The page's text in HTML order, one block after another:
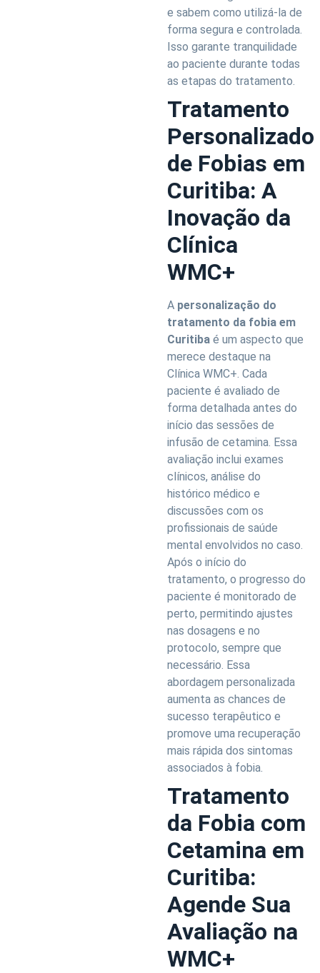
e sabem como utilizá-la de
forma segura e controlada.
Isso garante tranquilidade
ao paciente durante todas
as etapas do tratamento.
Tratamento
Personalizado
de Fobias em
Curitiba: A
Inovação da
Clínica
WMC+
A personalização do
tratamento da fobia em
Curitiba é um aspecto que
merece destaque na
Clínica WMC+. Cada
paciente é avaliado de
forma detalhada antes do
início das sessões de
infusão de cetamina. Essa
avaliação inclui exames
clínicos, análise do
histórico médico e
discussões com os
profissionais de saúde
mental envolvidos no caso.
Após o início do
tratamento, o progresso do
paciente é monitorado de
perto, permitindo ajustes
nas dosagens e no
protocolo, sempre que
necessário. Essa
abordagem personalizada
aumenta as chances de
sucesso terapêutico e
promove uma recuperação
mais rápida dos sintomas
associados à fobia.
Tratamento
da Fobia com
Cetamina em
Curitiba:
Agende Sua
Avaliação na
WMC+